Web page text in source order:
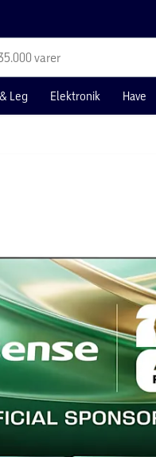
varer
Leg Elektronik Have